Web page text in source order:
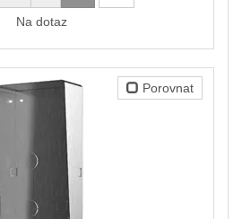
Na dotaz
Porovnat